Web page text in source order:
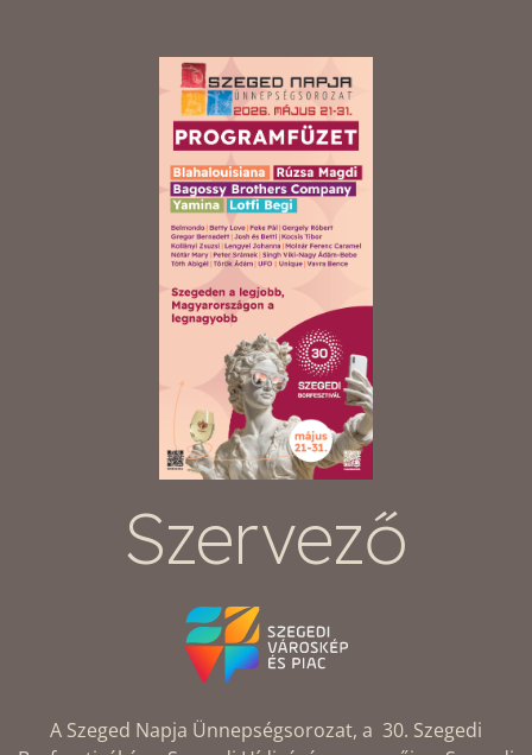
Szervező
A Szeged Napja Ünnepségsorozat, a 30. Szegedi